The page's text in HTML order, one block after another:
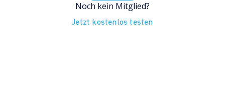
Noch kein Mitglied?
Jetzt kostenlos testen